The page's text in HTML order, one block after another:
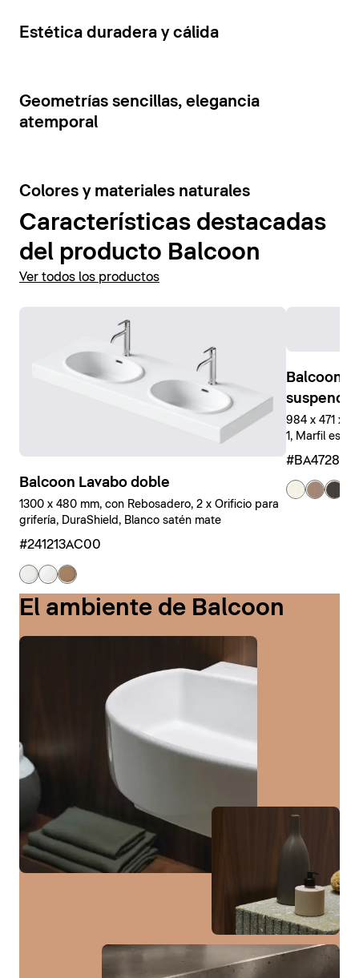
combinación de colores contrastantes.
Mostrar muebles de baño
5
Estética duradera y cálida
7
Geometrías sencillas, elegancia
atemporal
6
Colores y materiales naturales
Características destacadas
del producto Balcoon
Ver todos los productos
Balcoon Lavabo doble
1300 x 480 mm, con Rebosadero, 2 x Orificio para
grifería, DuraShield, Blanco satén mate
#241213AC00
Balcoon
984 x 471 x
1, Marfil
El ambiente de Balcoon